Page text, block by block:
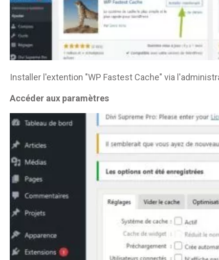
Installer l'extention "WP Fastest Cache" via
Accéder aux paramètres